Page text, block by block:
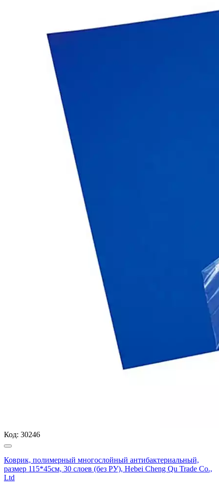
Код: 30246
Коврик, полимерный многослойный антибактериальный,
размер 115*45см, 30 слоев (без РУ), Hebei Cheng Qu Trade Co.,
Ltd